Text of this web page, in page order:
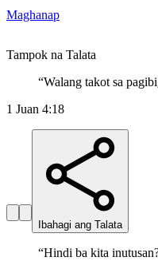
Maghanap
Tampok na Talata
“Walang takot sa
1 Juan 4:18
Ibahagi ang Talata
“Hindi ba kita